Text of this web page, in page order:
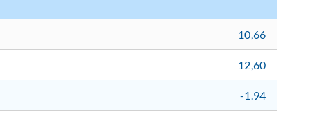
10,66
12,60
-1.94